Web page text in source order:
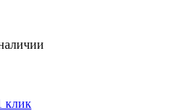
клик